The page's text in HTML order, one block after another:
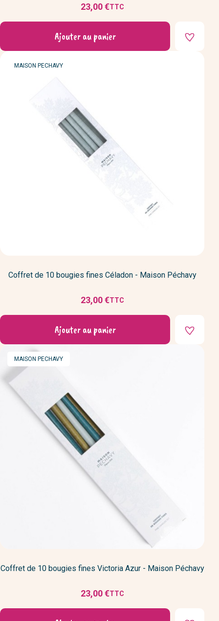
Prix
23,00 €TTC
Ajouter au panier
MARQUE
MAISON PECHAVY
Coffret de 10 bougies fines Céladon - Maison Péchavy
Prix
23,00 €TTC
Ajouter au panier
MARQUE
MAISON PECHAVY
Coffret de 10 bougies fines Victoria Azur - Maison Péchavy
Prix
23,00 €TTC